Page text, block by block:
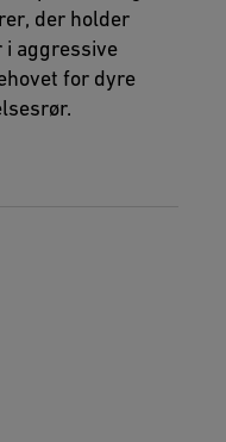
der holder
aggressive
for dyre